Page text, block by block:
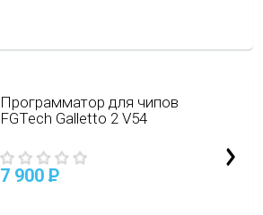
Программатор для чипов
FGTech Galletto 2 V54
7 900 P